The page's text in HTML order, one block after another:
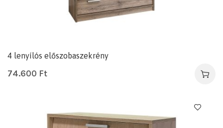
4 lenyílós előszobaszekrény
74.600 Ft